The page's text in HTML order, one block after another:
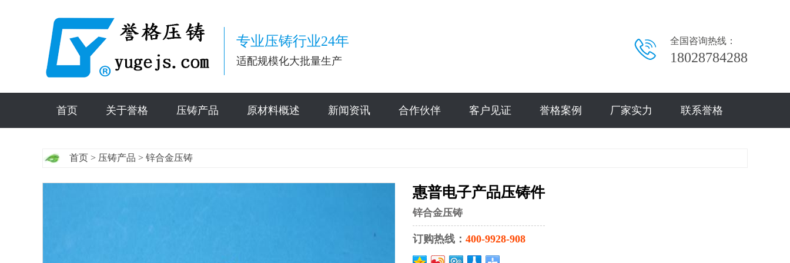
专业压铸行业24年
适配规模化大批量生产
全国咨询热线：
18028784288
首页 关于誉格 压铸产品 原材料概述 新闻资讯 合作伙伴 客户见证 誉格案例 厂家实力 联系誉格
首页 > 压铸产品 > 锌合金压铸
惠普电子产品压铸件
锌合金压铸
订购热线： 400-9928-908